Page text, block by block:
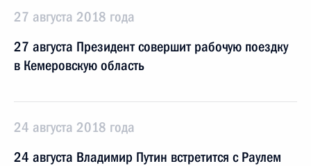
27 августа 2018 года
27 августа Президент совершит рабочую поездку
в Кемеровскую область
24 августа 2018 года
24 августа Владимир Путин встретится с Раулем